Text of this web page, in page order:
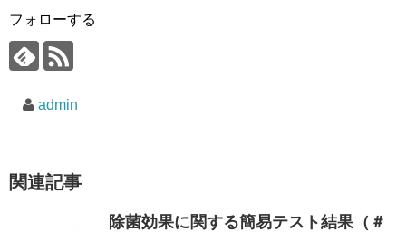
フォローする
admin
関連記事
除菌効果に関する簡易テスト結果（＃